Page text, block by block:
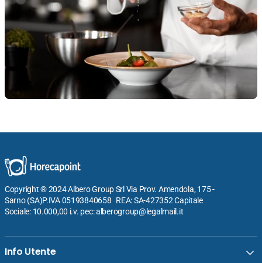
Copyright ® 2024 Albero Group Srl Via Prov. Amendola, 175 -
Sarno (SA)P.IVA 05193840658 REA: SA-427352 Capitale
Sociale: 10.000,00 i.v. pec: alberogroup@legalmail.it
Info Utente